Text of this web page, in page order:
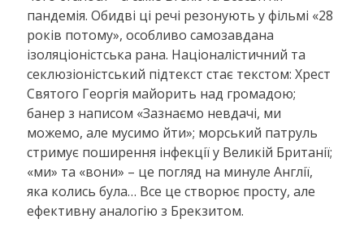
пандемія. Обидві ці речі резонують у фільмі «28
років потому», особливо самозавдана
ізоляціоністська рана. Націоналістичний та
секлюзіоністський підтекст стає текстом: Хрест
Святого Георгія майорить над громадою;
банер з написом «Зазнаємо невдачі, ми
можемо, але мусимо йти»; морський патруль
стримує поширення інфекції у Великій Британії;
«ми» та «вони» – це погляд на минуле Англії,
яка колись була… Все це створює просту, але
ефективну аналогію з Брекзитом.